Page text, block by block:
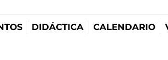
DIDÁCTICA CALENDARIO